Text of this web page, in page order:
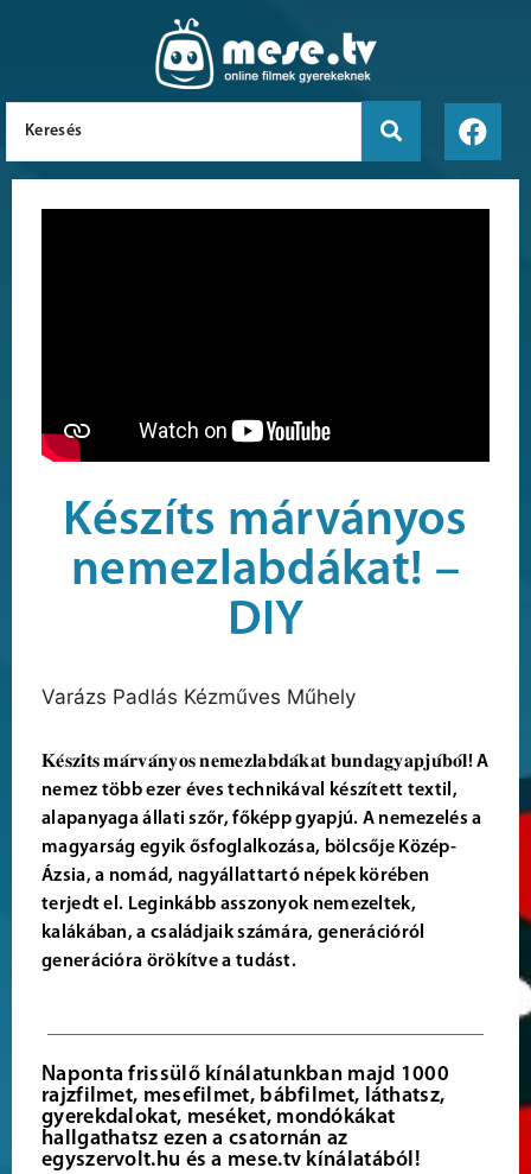
Készíts márványos
nemezlabdákat! –
DIY
Varázs Padlás Kézműves Műhely
𝐊𝐞́𝐬𝐳𝐢́𝐭𝐬 𝐦𝐚́𝐫𝐯𝐚́𝐧𝐲𝐨𝐬 𝐧𝐞𝐦𝐞𝐳𝐥𝐚𝐛𝐝𝐚́𝐤𝐚𝐭 𝐛𝐮𝐧𝐝𝐚𝐠𝐲𝐚𝐩𝐣𝐮́𝐛𝐨́𝐥! A
nemez több ezer éves technikával készített textil,
alapanyaga állati szőr, főképp gyapjú. A nemezelés a
magyarság egyik ősfoglalkozása, bölcsője Közép-
Ázsia, a nomád, nagyállattartó népek körében
terjedt el. Leginkább asszonyok nemezeltek,
kalákában, a családjaik számára, generációról
generációra örökítve a tudást.
Naponta frissülő kínálatunkban majd 1000
rajzfilmet, mesefilmet, bábfilmet, láthatsz,
gyerekdalokat, meséket, mondókákat
hallgathatsz ezen a csatornán az
egyszervolt.hu és a mese.tv kínálatából!